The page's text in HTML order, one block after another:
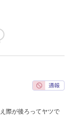
際が後ろってヤツで